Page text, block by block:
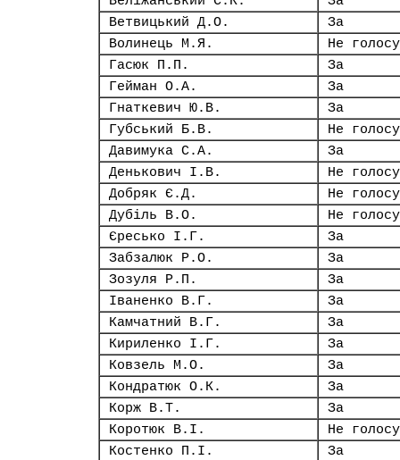
Ветвицький Д.О.
За
Волинець М.Я.
Не
Гасюк П.П.
За
Гейман О.А.
За
Гнаткевич Ю.В.
За
Губський Б.В.
Не
Давимука С.А.
За
Денькович І.В.
Не
Добряк Є.Д.
Не
Дубіль В.О.
Не
Єресько І.Г.
За
Забзалюк Р.О.
За
Зозуля Р.П.
За
Іваненко В.Г.
За
Камчатний В.Г.
За
Кириленко І.Г.
За
Ковзель М.О.
За
Кондратюк О.К.
За
Корж В.Т.
За
Коротюк В.І.
Не
Костенко П.І.
За